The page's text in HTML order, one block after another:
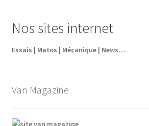
63,60€.44,52€.
Nos sites internet
Essais | Matos | Mécanique | News…
Van Magazine